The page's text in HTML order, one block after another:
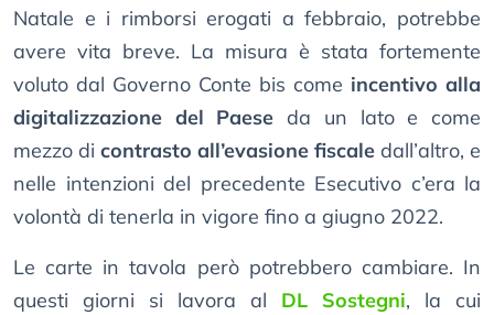
Natale e i rimborsi erogati a febbraio, potrebbe
avere vita breve. La misura è stata fortemente
voluto dal Governo Conte bis come incentivo alla
digitalizzazione del Paese da un lato e come
mezzo di contrasto all’evasione fiscale dall’altro, e
nelle intenzioni del precedente Esecutivo c’era la
volontà di tenerla in vigore fino a giugno 2022.
Le carte in tavola però potrebbero cambiare. In
questi giorni si lavora al DL Sostegni, la cui